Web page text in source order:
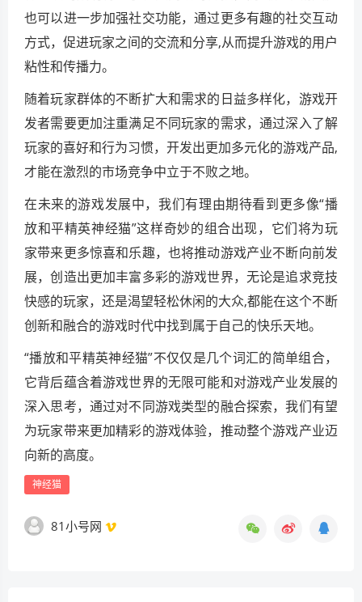
也可以进一步加强社交功能，通过更多有趣的社交互动
方式，促进玩家之间的交流和分享,从而提升游戏的用户
粘性和传播力。
随着玩家群体的不断扩大和需求的日益多样化，游戏开
发者需要更加注重满足不同玩家的需求，通过深入了解
玩家的喜好和行为习惯，开发出更加多元化的游戏产品,
才能在激烈的市场竞争中立于不败之地。
在未来的游戏发展中，我们有理由期待看到更多像“播
放和平精英神经猫”这样奇妙的组合出现，它们将为玩
家带来更多惊喜和乐趣，也将推动游戏产业不断向前发
展，创造出更加丰富多彩的游戏世界，无论是追求竞技
快感的玩家，还是渴望轻松休闲的大众,都能在这个不断
创新和融合的游戏时代中找到属于自己的快乐天地。
“播放和平精英神经猫”不仅仅是几个词汇的简单组合，
它背后蕴含着游戏世界的无限可能和对游戏产业发展的
深入思考，通过对不同游戏类型的融合探索，我们有望
为玩家带来更加精彩的游戏体验，推动整个游戏产业迈
向新的高度。
神经猫
81小号网